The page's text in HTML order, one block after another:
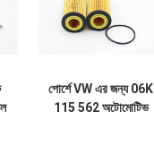
পোর্শে VW এর জন্য 06K
115 562 অটোমোটিভ